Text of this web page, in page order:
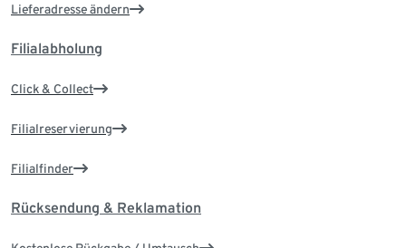
Lieferadresse ändern
Filialabholung
Click & Collect
Filialreservierung
Filialfinder
Rücksendung & Reklamation